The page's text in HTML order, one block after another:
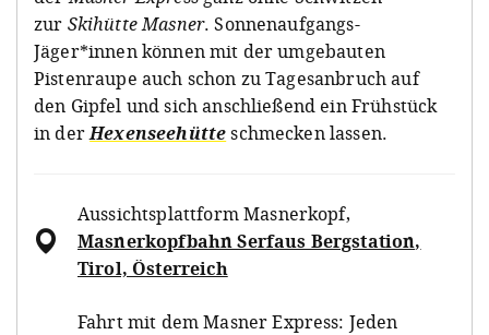
zur Skihütte Masner. Sonnenaufgangs-
Jäger*innen können mit der umgebauten
Pistenraupe auch schon zu Tagesanbruch auf
den Gipfel und sich anschließend ein Frühstück
in derHexenseehütteschmecken lassen.
Aussichtsplattform Masnerkopf,
Masnerkopfbahn Serfaus Bergstation,
Tirol, Österreich
Fahrt mit dem Masner Express: Jeden